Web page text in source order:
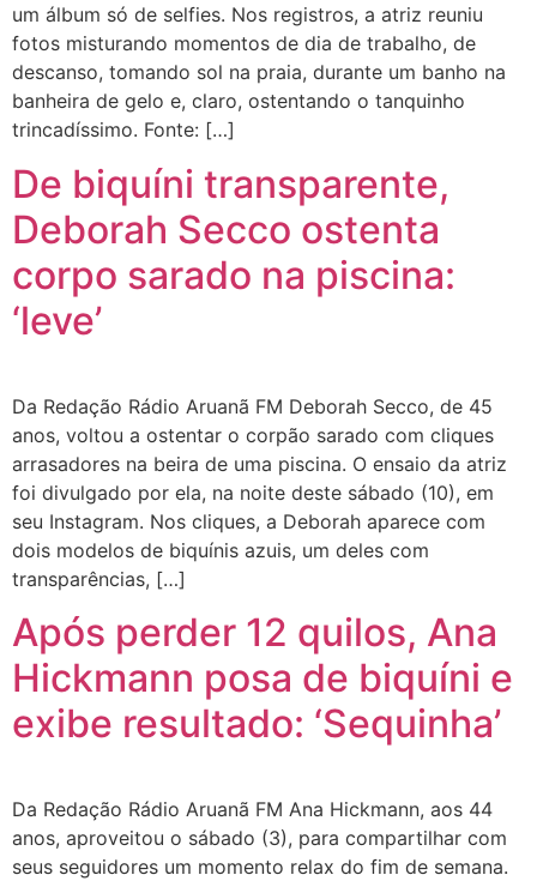
um álbum só de selfies. Nos registros, a atriz reuniu
fotos misturando momentos de dia de trabalho, de
descanso, tomando sol na praia, durante um banho na
banheira de gelo e, claro, ostentando o tanquinho
trincadíssimo. Fonte: […]
De biquíni transparente,
Deborah Secco ostenta
corpo sarado na piscina:
‘leve’
Da Redação Rádio Aruanã FM Deborah Secco, de 45
anos, voltou a ostentar o corpão sarado com cliques
arrasadores na beira de uma piscina. O ensaio da atriz
foi divulgado por ela, na noite deste sábado (10), em
seu Instagram. Nos cliques, a Deborah aparece com
dois modelos de biquínis azuis, um deles com
transparências, […]
Após perder 12 quilos, Ana
Hickmann posa de biquíni e
exibe resultado: ‘Sequinha’
Da Redação Rádio Aruanã FM Ana Hickmann, aos 44
anos, aproveitou o sábado (3), para compartilhar com
seus seguidores um momento relax do fim de semana.